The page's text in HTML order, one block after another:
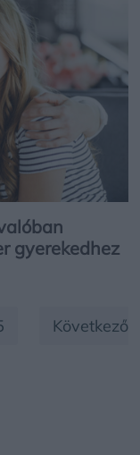
gyerekedhez
Következő